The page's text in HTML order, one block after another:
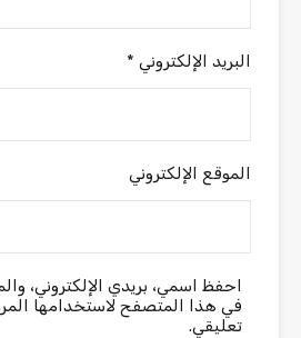
البريد الإلكتروني *
الموقع الإلكتروني
احفظ اسمي، بريدي الإلكتروني،
في هذا المتصفح لاستخدامها
تعليقي.